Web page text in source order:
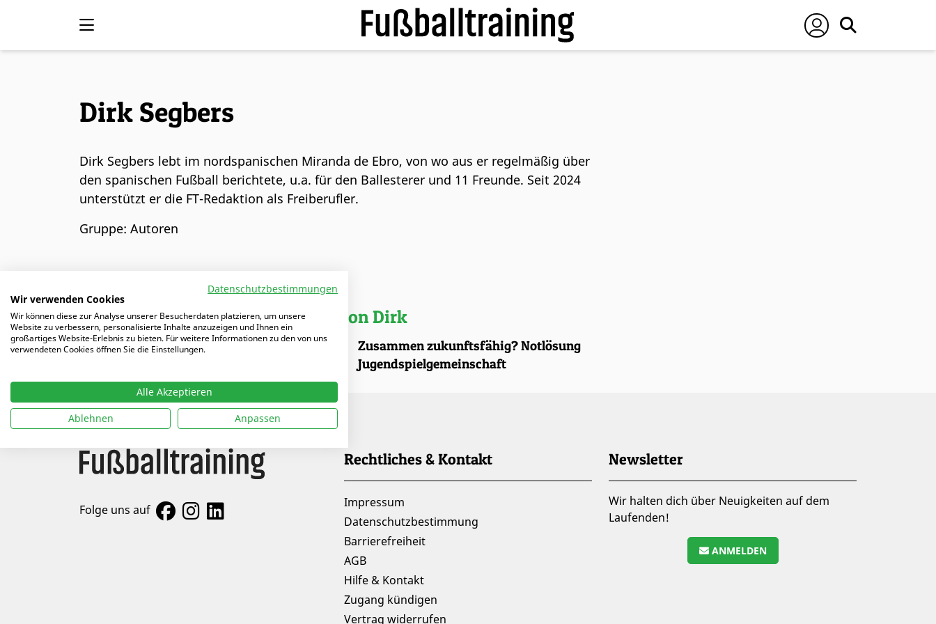
Dirk Segbers
Dirk Segbers lebt im nordspanischen Miranda de Ebro, von wo aus er regelmäßig über
den spanischen Fußball berichtete, u.a. für den Ballesterer und 11 Freunde. Seit 2024
unterstützt er die FT-Redaktion als Freiberufler.
Gruppe: Autoren
ALLE AUTOREN Artikel von Dirk
14.07.2025 |
Zusammen zukunftsfähig? Notlösung
Jugendspielgemeinschaft
Folge uns auf
Rechtliches & Kontakt
Impressum
Datenschutzbestimmung
Barrierefreiheit
AGB
Hilfe & Kontakt
Zugang kündigen
Vertrag widerrufen
Newsletter
Wir halten dich über Neuigkeiten auf dem
Laufenden!
ANMELDEN
Datenschutzbestimmungen
Wir verwenden Cookies
Wir können diese zur Analyse unserer Besucherdaten platzieren, um unsere
Website zu verbessern, personalisierte Inhalte anzuzeigen und Ihnen ein
großartiges Website-Erlebnis zu bieten. Für weitere Informationen zu den von uns
verwendeten Cookies öffnen Sie die Einstellungen.
Alle Akzeptieren
Ablehnen
Anpassen